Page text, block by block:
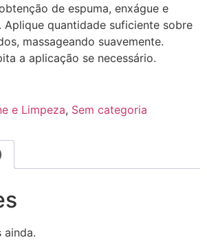
de espuma, enxágue e
Aplique quantidade suficiente sobre
massageando suavemente.
a aplicação se necessário.
e Limpeza, Sem categoria
ainda.